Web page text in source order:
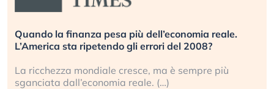
Quando la finanza pesa più dell’economia reale.
L’America sta ripetendo gli errori del 2008?
La ricchezza mondiale cresce, ma è sempre più
sganciata dall’economia reale. (…)